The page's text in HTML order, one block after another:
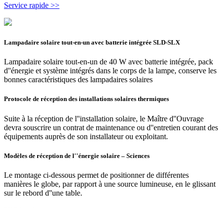
Service rapide >>
Lampadaire solaire tout-en-un avec batterie intégrée SLD-SLX
Lampadaire solaire tout-en-un de 40 W avec batterie intégrée, pack
d''énergie et système intégrés dans le corps de la lampe, conserve les
bonnes caractéristiques des lampadaires solaires
Protocole de réception des installations solaires thermiques
Suite à la réception de l''installation solaire, le Maître d''Ouvrage
devra souscrire un contrat de maintenance ou d''entretien courant des
équipements auprès de son installateur ou exploitant.
Modèles de réception de l''énergie solaire – Sciences
Le montage ci-dessous permet de positionner de différentes
manières le globe, par rapport à une source lumineuse, en le glissant
sur le rebord d''une table.